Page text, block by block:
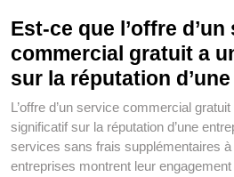
Est-ce que l’offre
commercial gratuit a
sur la réputation
L’offre d’un service commercial
significatif sur la réputation d’une
services sans frais supplémentaires
entreprises montrent leur